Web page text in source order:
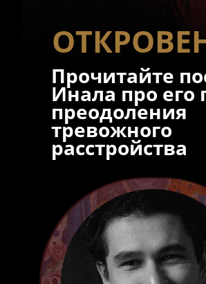
Прочитайте
Инала про его
преодоления
тревожного
расстройства